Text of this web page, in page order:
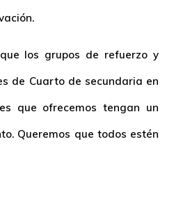
los grupos de refuerzo y
de Cuarto de secundaria en
que ofrecemos tengan un
Queremos que todos estén